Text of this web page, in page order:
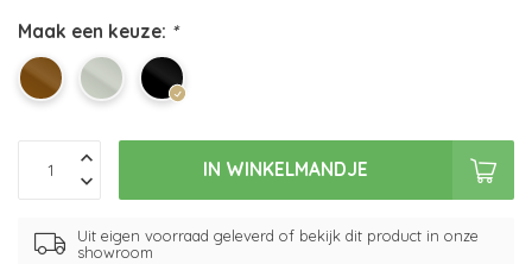
Maak een keuze: *
IN WINKELMANDJE
Uit eigen voorraad geleverd of bekijk dit product in onze
showroom